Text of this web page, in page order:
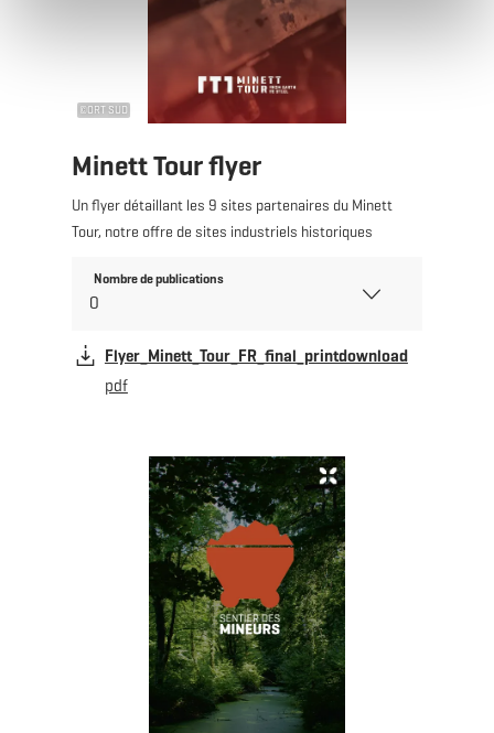
©ORT SUD
Minett Tour flyer
Un flyer détaillant les 9 sites partenaires du Minett
Tour, notre offre de sites industriels historiques
Nombre de publications
Flyer_Minett_Tour_FR_final_printdownload
pdf